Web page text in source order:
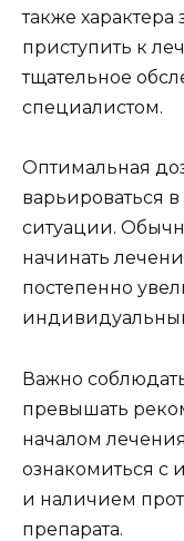
также
приступить к
тщательное
специалистом.
Оптимальная
варьироваться
ситуации.
начинать
постепенно
Важно
превышать
началом
ознакомиться
и наличием
препарата.